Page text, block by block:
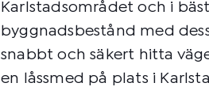
Karlstadsområdet och i
byggnadsbestånd med
snabbt och säkert hitta
en låssmed på plats i